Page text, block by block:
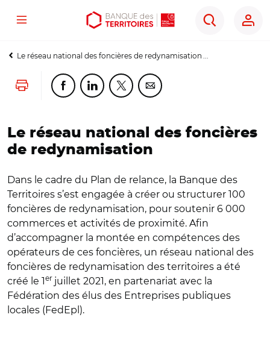
Aller
contenu
Aller
menu
Ouvrir
outils
Menu
Rechercher
Le réseau national des foncières de redynamisation ...
Lancer l'impressionPartager cette page sur Facebook
Partager cette page sur Linkedin
Partager cette page sur Twitter
Partager cette page sur
Le réseau national des foncières
de redynamisation
Dans le cadre du Plan de relance, la Banque des
Territoires s’est engagée à créer ou structurer 100
foncières de redynamisation, pour soutenir 6 000
commerces et activités de proximité. Afin
d’accompagner la montée en compétences des
opérateurs de ces foncières, un réseau national des
foncières de redynamisation des territoires a été
créé le 1er juillet 2021, en partenariat avec la
Fédération des élus des Entreprises publiques
locales (FedEpl).